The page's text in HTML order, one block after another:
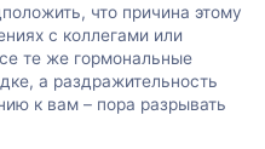
что причина этому
с коллегами или
те же гормональные
а раздражительность
к вам – пора разрывать